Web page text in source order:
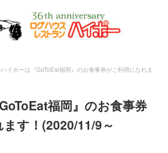
ハイポーは『GoToEat福岡』のお食事券がご利用になれま
福岡』のお食事券
す！(2020/11/9～